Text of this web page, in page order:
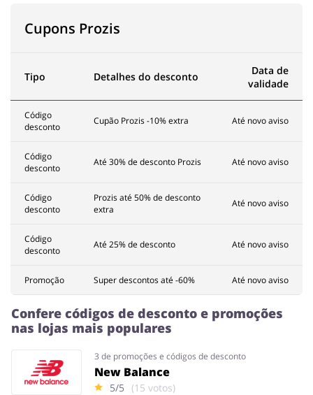
Cupons Prozis
Tipo Detalhes do desconto
Data de
validade
Código
desconto
Cupão Prozis -10% extra Até novo aviso
Código
desconto
Até 30% de desconto Prozis Até novo aviso
Código
desconto
Prozis até 50% de desconto
extra
Até novo aviso
Código
desconto
Até 25% de desconto Até novo aviso
Promoção Super descontos até -60% Até novo aviso
Confere códigos de desconto e promoções
nas lojas mais populares
3 de promoções e códigos de desconto
New Balance
5/5 (15 votos)